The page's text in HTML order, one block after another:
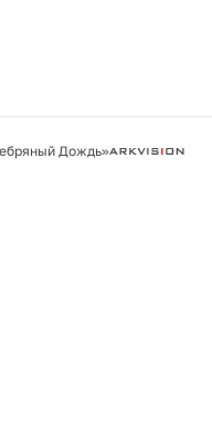
Дождь»